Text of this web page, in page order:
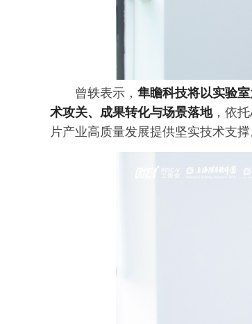
曾轶表示， 隼瞻科技将以实验
术攻关、成果转化与场景落地，依
片产业高质量发展提供坚实技术支撑